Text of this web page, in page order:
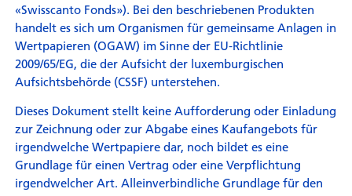
«Swisscanto Fonds»). Bei den beschriebenen Produkten
handelt es sich um Organismen für gemeinsame Anlagen in
Wertpapieren (OGAW) im Sinne der EU-Richtlinie
2009/65/EG, die der Aufsicht der luxemburgischen
Aufsichtsbehörde (CSSF) unterstehen.
Dieses Dokument stellt keine Aufforderung oder Einladung
zur Zeichnung oder zur Abgabe eines Kaufangebots für
irgendwelche Wertpapiere dar, noch bildet es eine
Grundlage für einen Vertrag oder eine Verpflichtung
irgendwelcher Art. Alleinverbindliche Grundlage für den